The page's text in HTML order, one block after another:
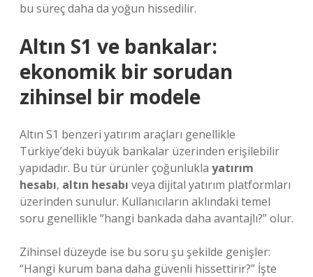
bu süreç daha da yoğun hissedilir.
Altın S1 ve bankalar:
ekonomik bir sorudan
zihinsel bir modele
Altın S1 benzeri yatırım araçları genellikle
Türkiye’deki büyük bankalar üzerinden erişilebilir
yapıdadır. Bu tür ürünler çoğunlukla yatırım
hesabı, altın hesabı veya dijital yatırım platformları
üzerinden sunulur. Kullanıcıların aklındaki temel
soru genellikle “hangi bankada daha avantajlı?” olur.
Zihinsel düzeyde ise bu soru şu şekilde genişler:
“Hangi kurum bana daha güvenli hissettirir?” İşte